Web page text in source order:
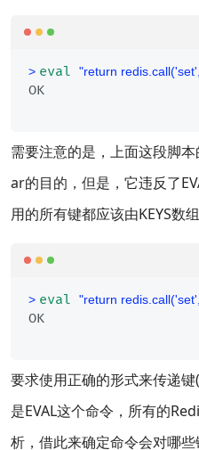
> eval "return
需要注意的是，上面这段脚
ar的目的，但是，它违反了
用的所有键都应该由KEYS数
> eval "return
要求使用正确的形式来传递
是EVAL这个命令，所有的
析，借此来确定命令会对哪些